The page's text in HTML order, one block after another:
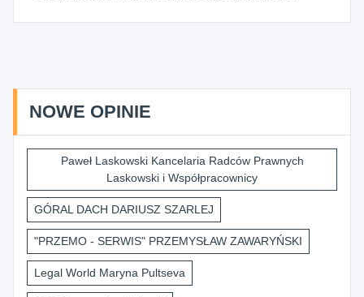
NOWE OPINIE
Paweł Laskowski Kancelaria Radców Prawnych
Laskowski i Współpracownicy
GÓRAL DACH DARIUSZ SZARLEJ
"PRZEMO - SERWIS" PRZEMYSŁAW ZAWARYŃSKI
Legal World Maryna Pultseva